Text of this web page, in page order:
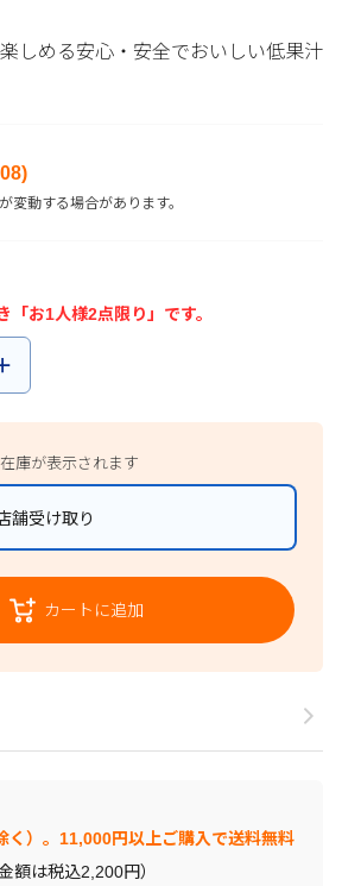
しめる安心・安全でおいしい低果汁
)
変動する場合があります。
「お1人様2点限り」です。
庫が表示されます
舗受け取り
カートに追加
く）。11,000円以上ご購入で送料無料
額は税込2,200円）